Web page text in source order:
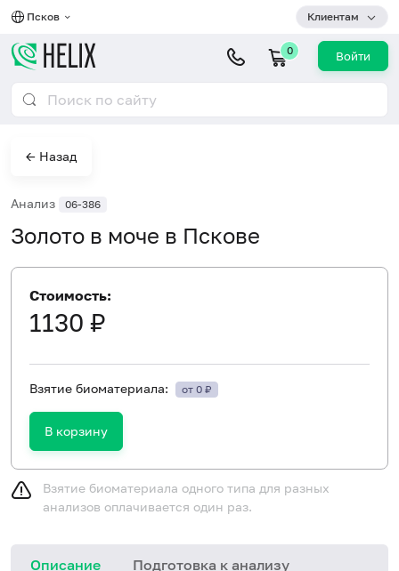
Псков Клиентам
0 Войти
← Назад
Анализ 06-386
Золото в моче в Пскове
Стоимость:
1130 ₽
Взятие биоматериала: от 0 ₽
В корзину
Взятие биоматериала одного типа для разных
анализов оплачивается один раз.
Описание Подготовка к анализу